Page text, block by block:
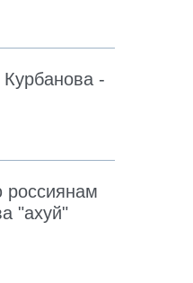
-
"ахуй"